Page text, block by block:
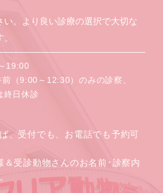
い。より良い診療の選択で大切な
19:00
（9:00～12:30）のみの診察、
終日休診
、受付でも、お電話でも予約可
＆受診動物さんのお名前･診察内